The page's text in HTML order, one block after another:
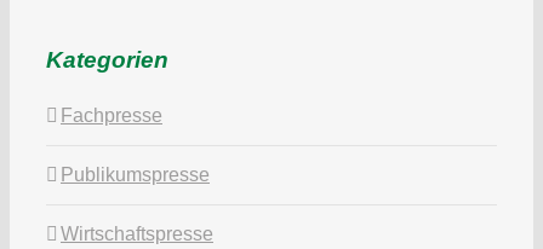
Kategorien
Fachpresse
Publikumspresse
Wirtschaftspresse